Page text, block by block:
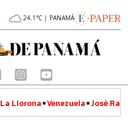
24.1°C | PANAMÁ
La Llorona Venezuela José